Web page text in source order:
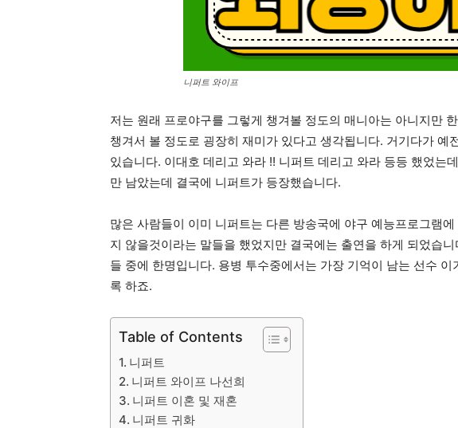
니퍼트 와이프
저는 원래 프로야구를 그렇게 챙겨볼 정도의 매니아는 아니지만
챙겨서 볼 정도로 굉장히 재미가 있다고 생각됩니다. 거기다가 예
있습니다. 이대호 데리고 와라 !! 니퍼트 데리고 와라 등등 했었는
만 남았는데 결국에 니퍼트가 등장했습니다.
많은 사람들이 이미 니퍼트는 다른 방송국에 야구 예능프로그램
지 않을것이라는 말들을 했었지만 결국에는 출연을 하게 되었습
들 중에 한명입니다. 용병 투수중에서는 가장 기억이 남는 선수
록 하죠.
Table of Contents
니퍼트
니퍼트 와이프 나선희
니퍼트 이혼 및 재혼
니퍼트 귀화